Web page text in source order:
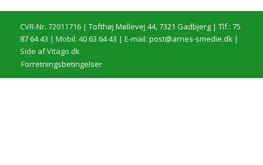
CVR-Nr. 72011716 | Tofthøj Møllevej 44, 7321 Gadbjerg| Tlf.: 75
87 64 43 | Mobil: 40 63 64 43 | E-mail: post@arnes-smedie.dk|
Side af Vitago.dk
Forretningsbetingelser